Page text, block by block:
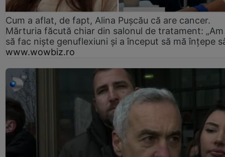
Cum a aflat, de fapt, Alina Pușcău că are cancer.
Mărturia făcută chiar din salonul de tratament:
să fac niște genuflexiuni și a început să mă înțepe
www.wowbiz.ro